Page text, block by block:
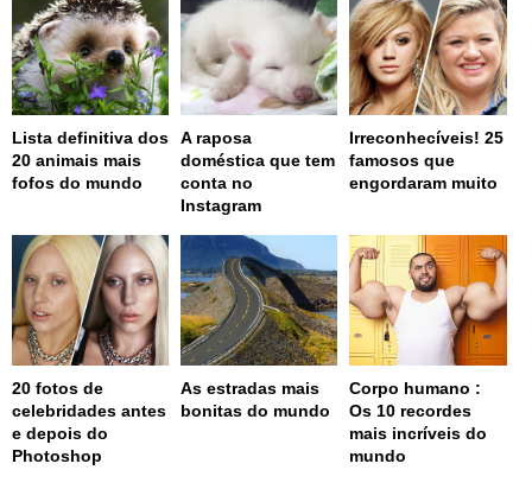
Lista definitiva dos
20 animais mais
fofos do mundo
A raposa
doméstica que tem
conta no
Instagram
Irreconhecíveis! 25
famosos que
engordaram muito
20 fotos de
celebridades antes
e depois do
Photoshop
As estradas mais
bonitas do mundo
Corpo humano :
Os 10 recordes
mais incríveis do
mundo